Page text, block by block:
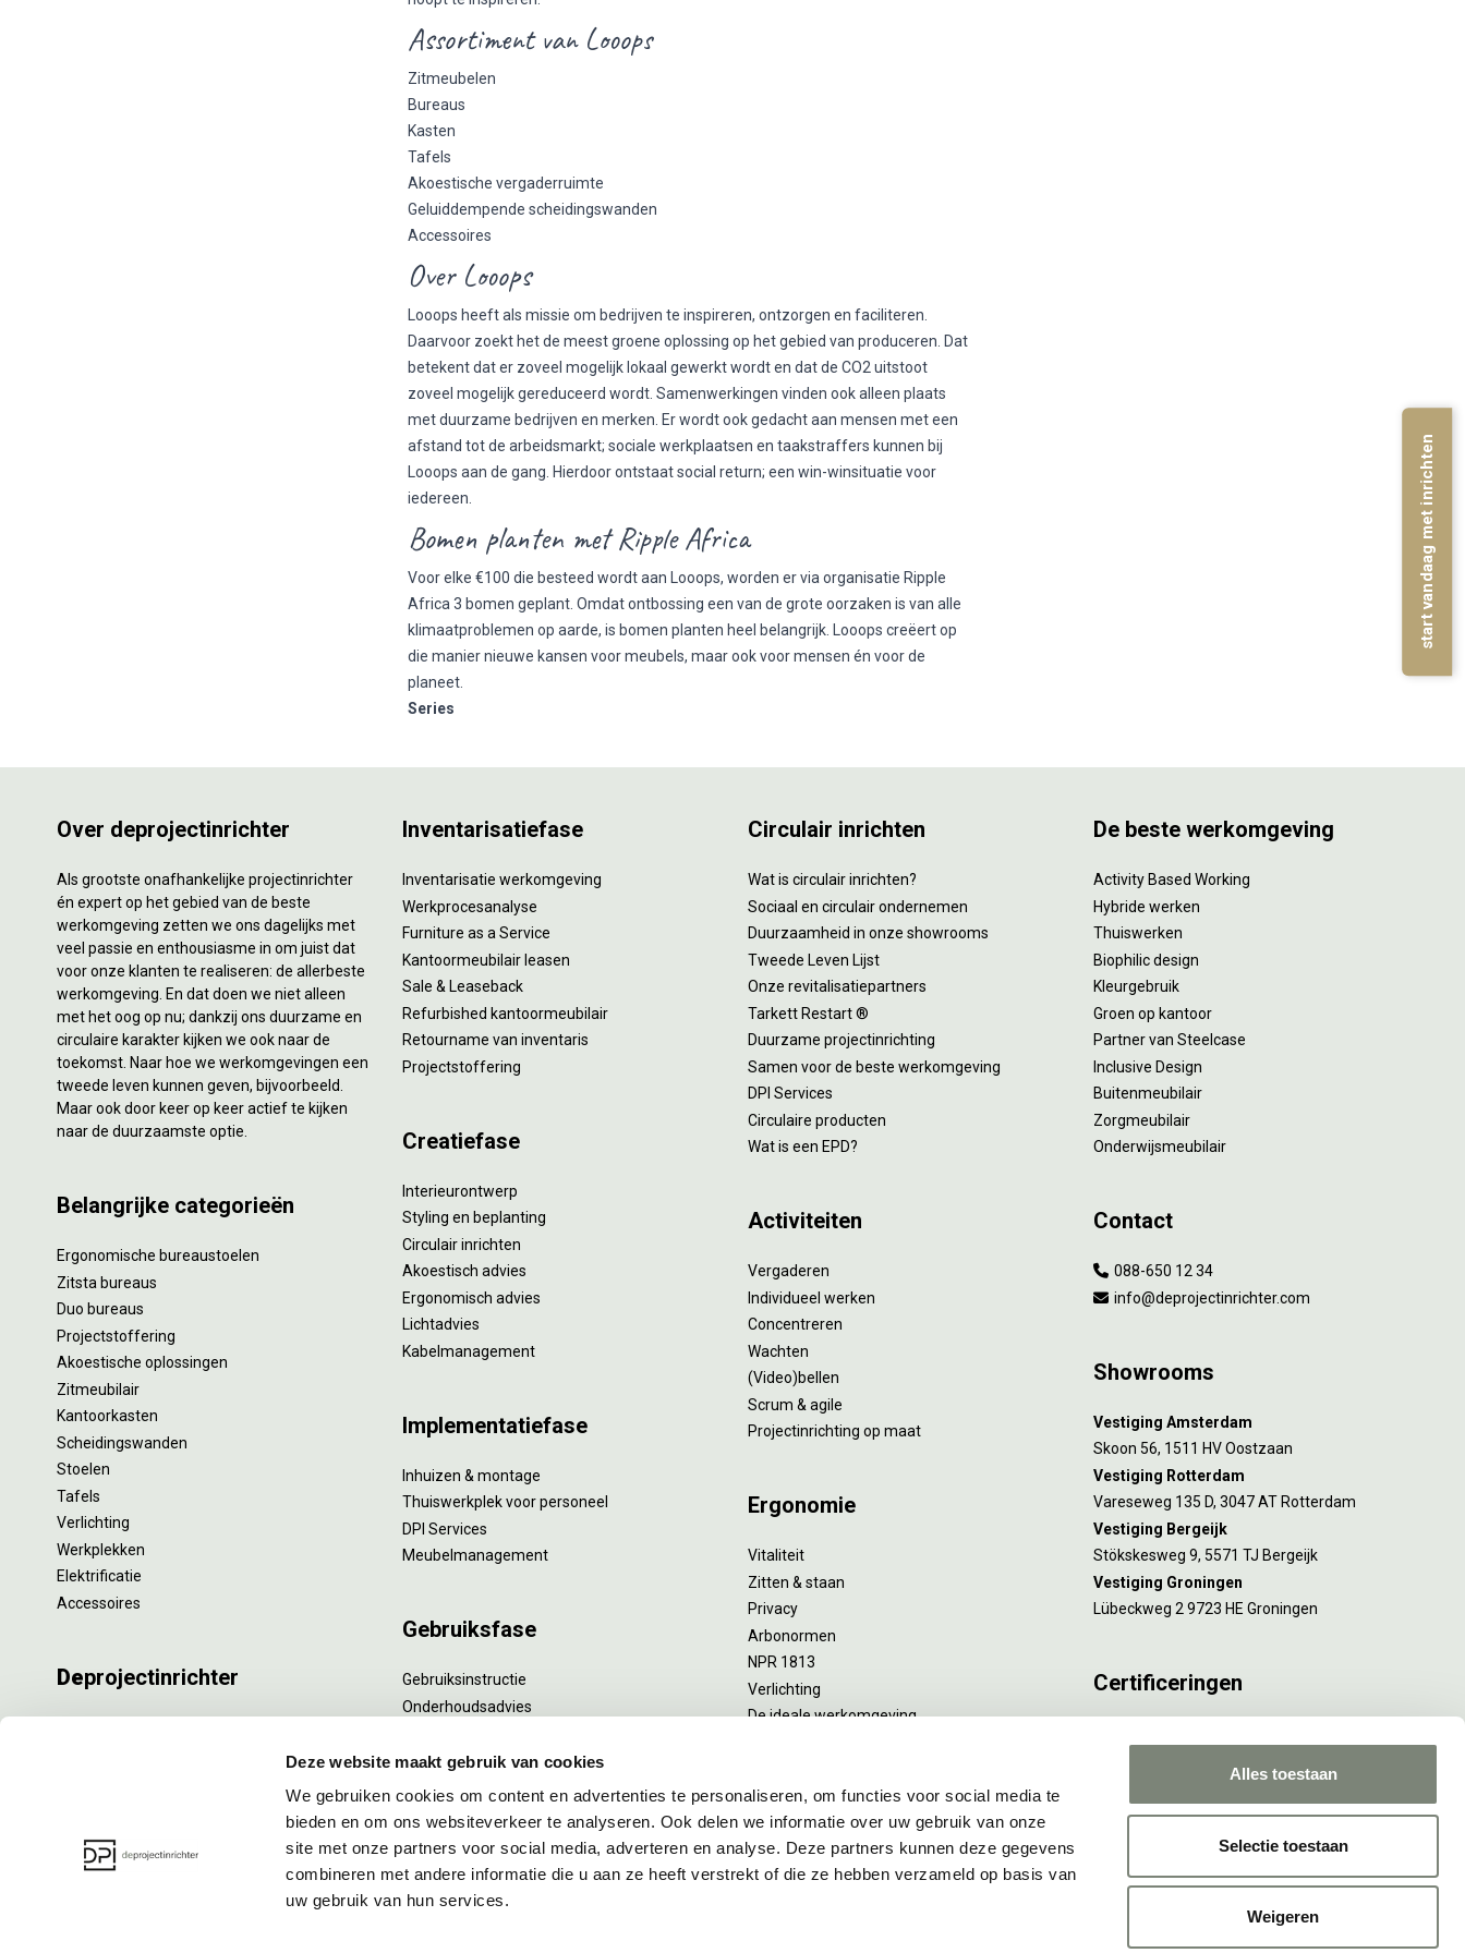
Deze website maakt gebruik van cookies
We gebruiken cookies om content en advertenties te personaliseren, om functies voor social media te
bieden en om ons websiteverkeer te analyseren. Ook delen we informatie over uw gebruik van onze
site met onze partners voor social media, adverteren en analyse. Deze partners kunnen deze gegevens
combineren met andere informatie die u aan ze heeft verstrekt of die ze hebben verzameld op basis van
uw gebruik van hun services.
Alles toestaan
Selectie toestaan
Weigeren
Assortiment van Looops
Zitmeubelen
Bureaus
Kasten
Tafels
Akoestische vergaderruimte
Geluiddempende scheidingswanden
Accessoires
Over Looops
Looops heeft als missie om bedrijven te inspireren, ontzorgen en faciliteren.
Daarvoor zoekt het de meest groene oplossing op het gebied van produceren. Dat
betekent dat er zoveel mogelijk lokaal gewerkt wordt en dat de CO2 uitstoot
zoveel mogelijk gereduceerd wordt. Samenwerkingen vinden ook alleen plaats
met duurzame bedrijven en merken. Er wordt ook gedacht aan mensen met een
afstand tot de arbeidsmarkt; sociale werkplaatsen en taakstraffers kunnen bij
Looops aan de gang. Hierdoor ontstaat social return; een win-winsituatie voor
iedereen.
Bomen planten met Ripple Africa
Voor elke €100 die besteed wordt aan Looops, worden er via organisatie Ripple
Africa 3 bomen geplant. Omdat ontbossing een van de grote oorzaken is van alle
klimaatproblemen op aarde, is bomen planten heel belangrijk. Looops creëert op
die manier nieuwe kansen voor meubels, maar ook voor mensen én voor de
planeet.
Series
Over deprojectinrichter
Als grootste onafhankelijke projectinrichter
én expert op het gebied van de beste
werkomgeving zetten we ons dagelijks met
veel passie en enthousiasme in om juist dat
voor onze klanten te realiseren: de allerbeste
werkomgeving. En dat doen we niet alleen
met het oog op nu; dankzij ons duurzame en
circulaire karakter kijken we ook naar de
toekomst. Naar hoe we werkomgevingen een
tweede leven kunnen geven, bijvoorbeeld.
Maar ook door keer op keer actief te kijken
naar de duurzaamste optie.
Belangrijke categorieën
Ergonomische bureaustoelen
Zitsta bureaus
Duo bureaus
Projectstoffering
Akoestische oplossingen
Zitmeubilair
Kantoorkasten
Scheidingswanden
Stoelen
Tafels
Verlichting
Werkplekken
Elektrificatie
Accessoires
Deprojectinrichter
Inventarisatiefase
Inventarisatie werkomgeving
Werkprocesanalyse
Furniture as a Service
Kantoormeubilair leasen
Sale & Leaseback
Refurbished kantoormeubilair
Retourname van inventaris
Projectstoffering
Creatiefase
Interieurontwerp
Styling en beplanting
Circulair inrichten
Akoestisch advies
Ergonomisch advies
Lichtadvies
Kabelmanagement
Implementatiefase
Inhuizen & montage
Thuiswerkplek voor personeel
DPI Services
Meubelmanagement
Gebruiksfase
Gebruiksinstructie
Onderhoudsadvies
Specialistische reiniging
Refurbishment
Interne verhuizing
Circulair inrichten
Wat is circulair inrichten?
Sociaal en circulair ondernemen
Duurzaamheid in onze showrooms
Tweede Leven Lijst
Onze revitalisatiepartners
Tarkett Restart ®
Duurzame projectinrichting
Samen voor de beste werkomgeving
DPI Services
Circulaire producten
Wat is een EPD?
Activiteiten
Vergaderen
Individueel werken
Concentreren
Wachten
(Video)bellen
Scrum & agile
Projectinrichting op maat
Ergonomie
Vitaliteit
Zitten & staan
Privacy
Arbonormen
NPR 1813
Verlichting
De ideale werkomgeving
De beste werkomgeving
Activity Based Working
Hybride werken
Thuiswerken
Biophilic design
Kleurgebruik
Groen op kantoor
Partner van Steelcase
Inclusive Design
Buitenmeubilair
Zorgmeubilair
Onderwijsmeubilair
Contact
088-650 12 34
info@deprojectinrichter.com
Showrooms
Vestiging Amsterdam
Skoon 56, 1511 HV Oostzaan
Vestiging Rotterdam
Vareseweg 135 D, 3047 AT Rotterdam
Vestiging Bergeijk
Stökskesweg 9, 5571 TJ Bergeijk
Vestiging Groningen
Lübeckweg 2 9723 HE Groningen
Certificeringen
Rotterdam en Culemborg.
start vandaag met inrichten